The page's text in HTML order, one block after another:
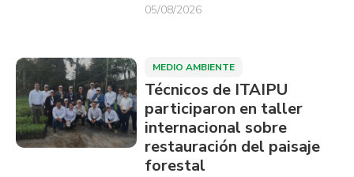
05/08/2026
MEDIO AMBIENTE
Técnicos de ITAIPU
participaron en taller
internacional sobre
restauración del paisaje
forestal